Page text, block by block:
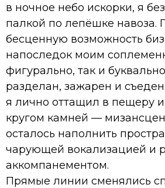
в ночное небо искорки, я
палкой по лепёшке навоза.
бесценную возможность
напоследок моим
фигурально, так и
разделан, зажарен и
я лично оттащил в пещеру
кругом камней —
осталось наполнить
чарующей вокализацией и
аккомпанементом.
Прямые линии сменялись